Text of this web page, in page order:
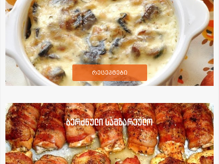
რეცეპტები
ბერძნული სამზარეულო